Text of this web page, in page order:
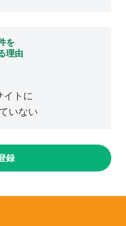
を
理由
イトに
いない
録